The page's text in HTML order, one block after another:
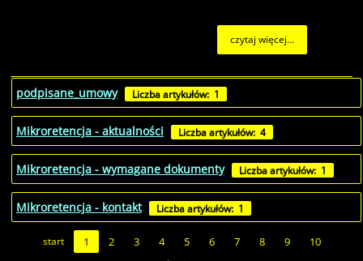
czytaj więcej...
podpisane_umowy Liczba artykułów: 1
Mikroretencja - aktualności Liczba artykułów: 4
Mikroretencja - wymagane dokumenty Liczba artykułów: 1
Mikroretencja - kontakt Liczba artykułów: 1
start 1 2 3 4 5 6 7 8 9 10